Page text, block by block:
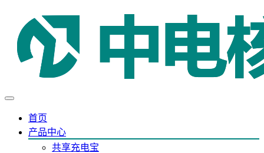
首页
产品中心
共享充电宝